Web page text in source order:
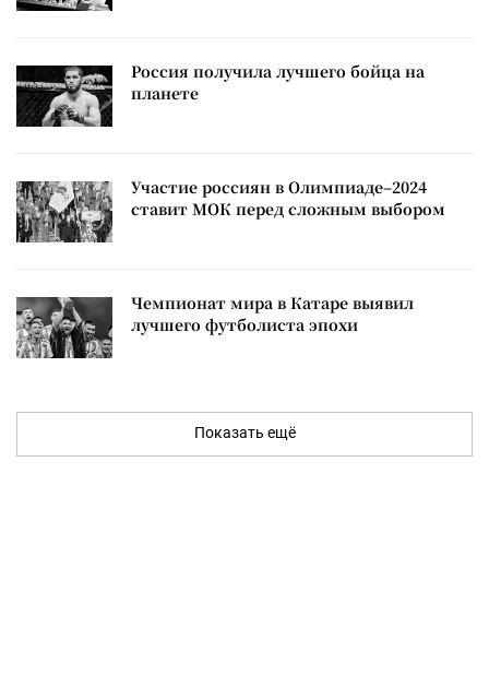
Россия получила лучшего бойца на
планете
Участие россиян в Олимпиаде–2024
ставит МОК перед сложным выбором
Чемпионат мира в Катаре выявил
лучшего футболиста эпохи
Показать ещё